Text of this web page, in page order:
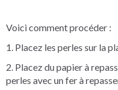
Voici comment procéder :
1. Placez les perles sur la
2. Placez du papier à
perles avec un fer à